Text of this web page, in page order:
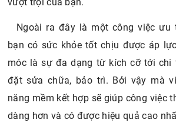
Ngoài ra đây là một công việc ưu
bạn có sức khỏe tốt chịu được áp
móc là sự đa dạng từ kích cỡ tới chi
đặt sửa chữa, bảo trì. Bởi vậy mà
năng mềm kết hợp sẽ giúp công việc
dàng hơn và có được hiệu quả cao